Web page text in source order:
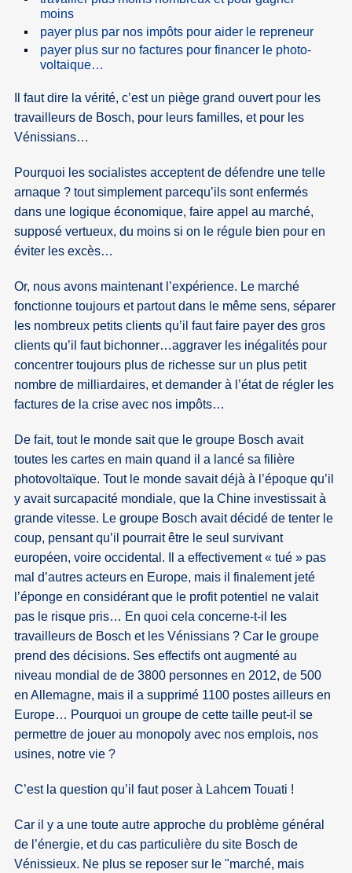
moins
payer plus par nos impôts pour aider le repreneur
payer plus sur no factures pour financer le photo-
voltaique…
Il faut dire la vérité, c’est un piège grand ouvert pour les
travailleurs de Bosch, pour leurs familles, et pour les
Vénissians…
Pourquoi les socialistes acceptent de défendre une telle
arnaque ? tout simplement parcequ’ils sont enfermés
dans une logique économique, faire appel au marché,
supposé vertueux, du moins si on le régule bien pour en
éviter les excès…
Or, nous avons maintenant l’expérience. Le marché
fonctionne toujours et partout dans le même sens, séparer
les nombreux petits clients qu’il faut faire payer des gros
clients qu’il faut bichonner…aggraver les inégalités pour
concentrer toujours plus de richesse sur un plus petit
nombre de milliardaires, et demander à l’état de régler les
factures de la crise avec nos impôts…
De fait, tout le monde sait que le groupe Bosch avait
toutes les cartes en main quand il a lancé sa filière
photovoltaïque. Tout le monde savait déjà à l’époque qu’il
y avait surcapacité mondiale, que la Chine investissait à
grande vitesse. Le groupe Bosch avait décidé de tenter le
coup, pensant qu’il pourrait être le seul survivant
européen, voire occidental. Il a effectivement « tué » pas
mal d’autres acteurs en Europe, mais il finalement jeté
l’éponge en considérant que le profit potentiel ne valait
pas le risque pris… En quoi cela concerne-t-il les
travailleurs de Bosch et les Vénissians ? Car le groupe
prend des décisions. Ses effectifs ont augmenté au
niveau mondial de de 3800 personnes en 2012, de 500
en Allemagne, mais il a supprimé 1100 postes ailleurs en
Europe… Pourquoi un groupe de cette taille peut-il se
permettre de jouer au monopoly avec nos emplois, nos
usines, notre vie ?
C’est la question qu’il faut poser à Lahcem Touati !
Car il y a une toute autre approche du problème général
de l’énergie, et du cas particulière du site Bosch de
Vénissieux. Ne plus se reposer sur le "marché, mais